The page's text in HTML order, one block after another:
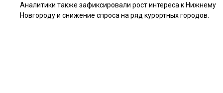
Аналитики также зафиксировали рост интереса к Нижнему
Новгороду и снижение спроса на ряд курортных городов.